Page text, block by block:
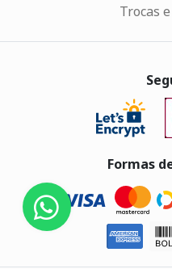
Trocas
Formas